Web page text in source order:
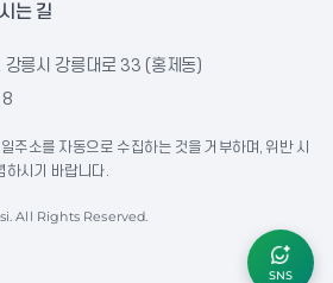
는 길
릉시 강릉대로 33 (홍제동)
주소를 자동으로 수집하는 것을 거부하며, 위반 시
하시기 바랍니다.
All Rights Reserved.
SNS